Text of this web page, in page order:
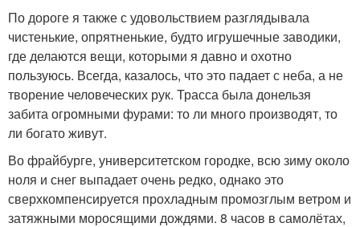
По дороге я также с удовольствием разглядывала
чистенькие, опрятненькие, будто игрушечные заводики,
где делаются вещи, которыми я давно и охотно
пользуюсь. Всегда, казалось, что это падает с неба, а не
творение человеческих рук. Трасса была донельзя
забита огромными фурами: то ли много производят, то
ли богато живут.
Во фрайбурге, университетском городке, всю зиму около
ноля и снег выпадает очень редко, однако это
сверхкомпенсируется прохладным промозглым ветром и
затяжными моросящими дождями. 8 часов в самолётах,